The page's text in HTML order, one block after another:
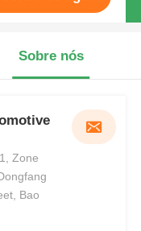
Sobre nós
Zone
Bao